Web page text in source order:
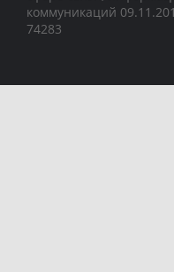
коммуникаций
74283